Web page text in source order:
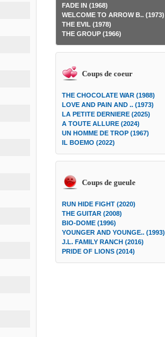
FADE IN (1968)
WELCOME TO ARROW B.. (1973)
THE EVIL (1978)
THE GROUP (1966)
Coups de coeur
THE CHOCOLATE WAR (1988)
LOVE AND PAIN AND .. (1973)
LA PETITE DERNIERE (2025)
A TOUTE ALLURE (2024)
UN HOMME DE TROP (1967)
IL BOEMO (2022)
Coups de gueule
RUN HIDE FIGHT (2020)
THE GUITAR (2008)
BIO-DOME (1996)
YOUNGER AND YOUNGE.. (1993)
J.L. FAMILY RANCH (2016)
PRIDE OF LIONS (2014)